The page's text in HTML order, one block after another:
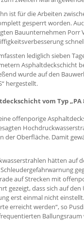
ist für die Arbeiten
gesperrt worden.
Bauunternehmen Porr
lediglich sieben
Asphaltdeckschicht
wurde auf den
hergestellt.
vom Typ „PA
offenporige
der Oberfläche. Damit
hätten auf
auf Strecken mit
gezeigt, dass sich auf
erst einmal nicht
erreicht werden“, so